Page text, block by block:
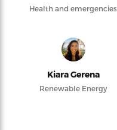
Health and emergencies
Kiara Gerena
Renewable Energy